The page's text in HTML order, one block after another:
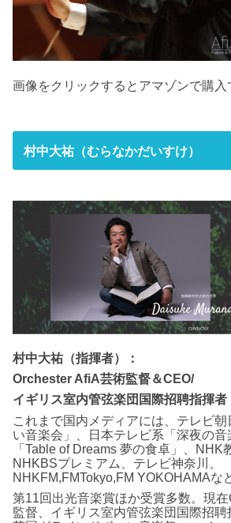
画像をクリックするとアマゾンで購入
村中大祐（むらなかだいすけ）
村中大祐（指揮者）：
Orchester AfiA芸術監督＆CEO/
イギリス室内管弦楽団国際招聘指揮者
これまで国内メディアには、テレビ
い音楽会」、日本テレビ系「深夜の
「Table of Dreams 夢の食卓」、NHK
NHKBSプレミアム、テレビ神奈川、
NHKFM,FMTokyo,FM YOKOHAMAな
第11回出光音楽賞ほか受賞多数。現
監督、イギリス室内管弦楽団国際招